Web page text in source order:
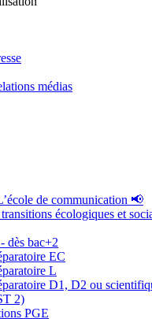
médias
de communication 📢
écologiques et
dès bac+2
EC
L
D1, D2 ou
2)
PGE